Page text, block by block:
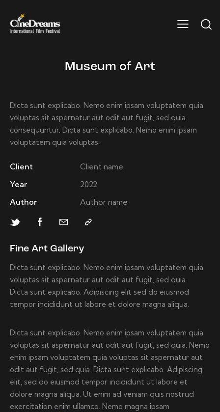
Museum of Art
Fine Art Gallery
Dicta sunt explicabo. Nemo enim ipsam voluptatem quia
voluptas sit aspernatur aut odit aut fugit, sed quia.
Dicta sunt explicabo. Adipiscing elit sed do eiusmod
tempor incididunt ut labore et dolore magna aliqua.
Dicta sunt explicabo. Nemo enim ipsam voluptatem quia
voluptas sit aspernatur aut odit aut fugit, sed quia. Nemo
enim ipsam voluptatem quia voluptas sit aspernatur aut
odit aut fugit, sed quia. Dicta sunt explicabo. Adipiscing
elit, sed do eiusmod tempor incididunt ut labore et
dolore magna aliqua. Ut enim ad veniam quis nostrud
exercitation enim ullamco. Nemo magna ipsam
Dicta sunt explicabo. Nemo enim ipsam voluptatem quia
voluptas sit aspernatur aut odit aut fugit, sed quia
consequuntur. Dicta sunt explicabo. Nemo enim ipsam
voluptatem quia voluptas.
Client
Client name
Year
2022
Author
Author name